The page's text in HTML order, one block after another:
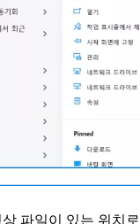
파일이 있는 위치